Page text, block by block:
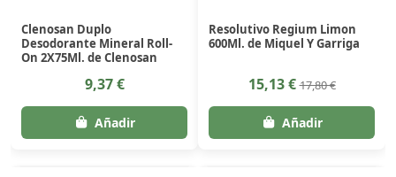
Clenosan Duplo
Desodorante Mineral Roll-
On 2X75Ml. de Clenosan
9,37 €
Resolutivo Regium Limon
600Ml. de Miquel Y Garriga
15,13 €17,80 €